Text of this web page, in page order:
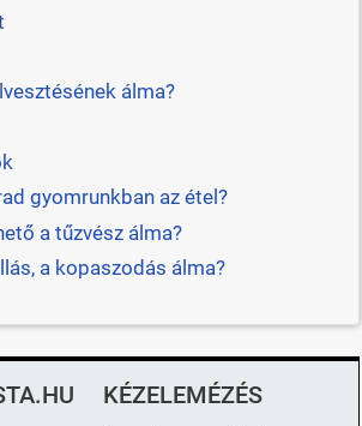
álma?
gyomrunkban az étel?
a tűzvész álma?
a kopaszodás álma?
KÉZELEMÉZÉS